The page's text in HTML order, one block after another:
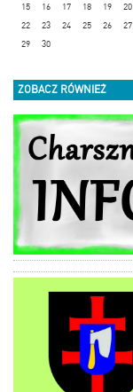
15
16 17 18 19 20
22
23 24 25 26 27
29
30
ZOBACZ RÓWNIEŻ